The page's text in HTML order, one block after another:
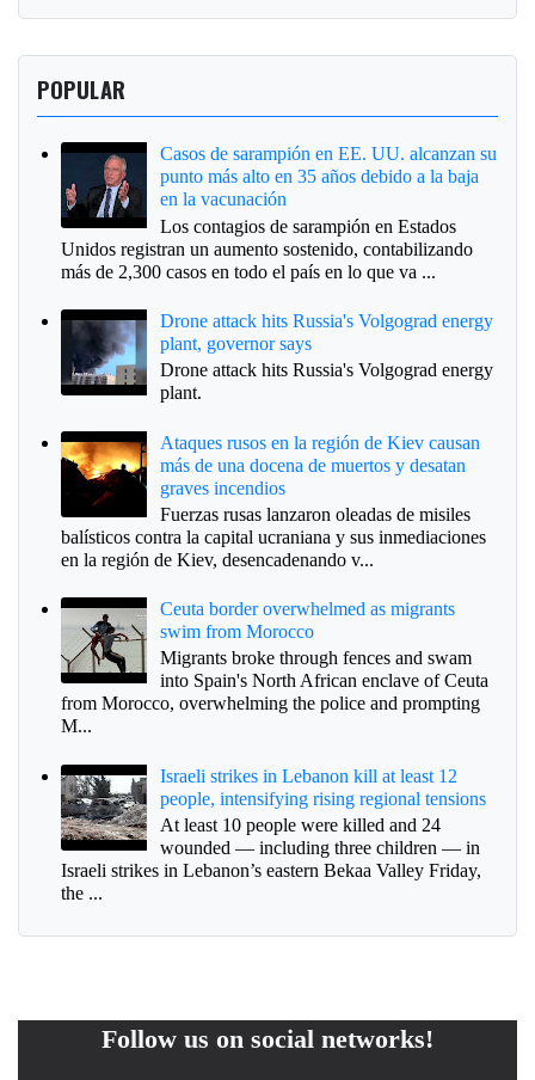
POPULAR
Casos de sarampión en EE. UU. alcanzan su
punto más alto en 35 años debido a la baja
en la vacunación
Los contagios de sarampión en Estados
Unidos registran un aumento sostenido, contabilizando
más de 2,300 casos en todo el país en lo que va ...
Drone attack hits Russia's Volgograd energy
plant, governor says
Drone attack hits Russia's Volgograd energy
plant.
Ataques rusos en la región de Kiev causan
más de una docena de muertos y desatan
graves incendios
Fuerzas rusas lanzaron oleadas de misiles
balísticos contra la capital ucraniana y sus inmediaciones
en la región de Kiev, desencadenando v...
Ceuta border overwhelmed as migrants
swim from Morocco
Migrants broke through fences and swam
into Spain's North African enclave of Ceuta
from Morocco, overwhelming the police and prompting
M...
Israeli strikes in Lebanon kill at least 12
people, intensifying rising regional tensions
At least 10 people were killed and 24
wounded — including three children — in
Israeli strikes in Lebanon’s eastern Bekaa Valley Friday,
the ...
Follow us on social networks!